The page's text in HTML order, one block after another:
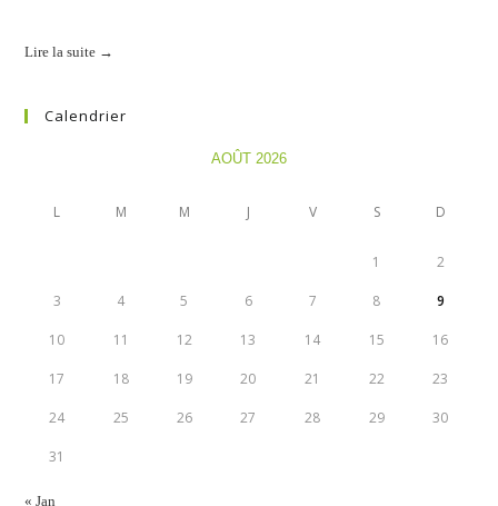
Lire la suite →
Calendrier
AOÛT 2026
L M M J V S D
1 2
3 4 5 6 7 8 9
10 11 12 13 14 15 16
17 18 19 20 21 22 23
24 25 26 27 28 29 30
31
« Jan